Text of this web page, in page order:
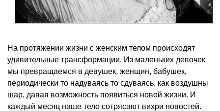
На протяжении жизни с женским телом происходят
удивительные трансформации. Из маленьких девочек
мы превращаемся в девушек, женщин, бабушек,
периодически то надуваясь то сдуваясь, как воздушны
шар, давая возможность появиться новой жизни. И
каждый месяц наше тело сотрясают вихри новостей.